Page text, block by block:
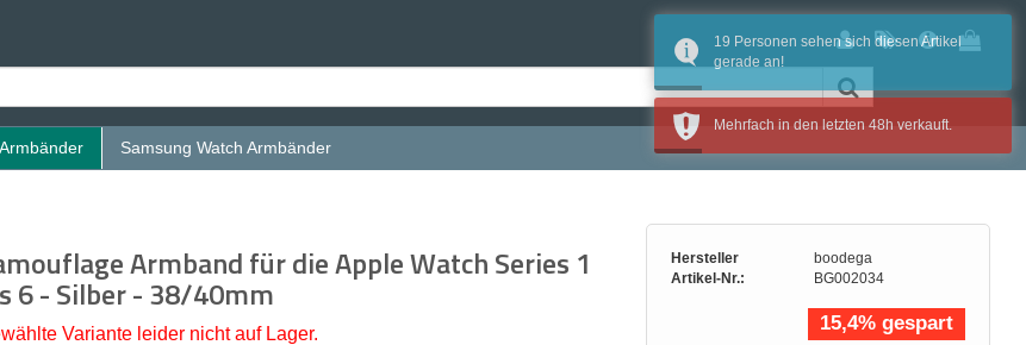
Samsung Watch Armbänder
Armband für die Apple Watch Series 1
6 - Silber - 38/40mm
Variante leider nicht auf Lager.
Hersteller
boodega
Artikel-Nr.:
BG002034
15,4% gespart
19 Personen sehen sich diesen Artikel
gerade an!
Mehrfach in den letzten 48h verkauft.